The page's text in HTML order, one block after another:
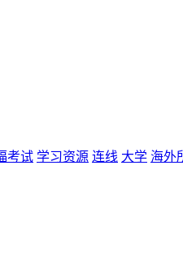
考试 学习资源 连线 大学 海外